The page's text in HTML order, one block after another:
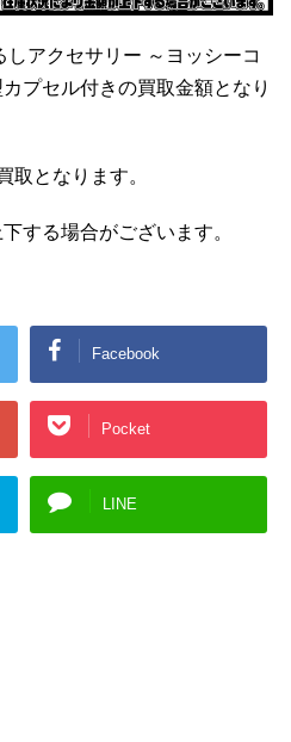
アクセサリー ～ヨッシーコ
プセル付きの買取金額となり
となります。
する場合がございます。
Facebook
Pocket
LINE